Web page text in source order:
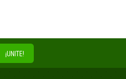
¡UNITE!